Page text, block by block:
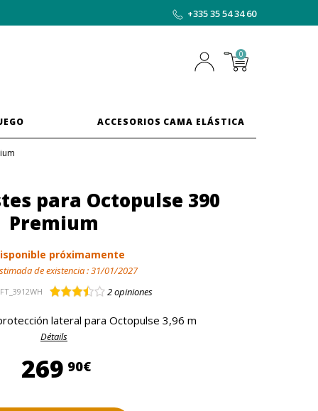
+335 35 54 34 60
0
ACCESORIOS CAMA ELÁSTICA
para Octopulse 390
Premium
próximamente
de existencia :31/01/2027
FT_3912WH 2opiniones
lateral para Octopulse 3,96 m
Détails
269 90€269,90 €